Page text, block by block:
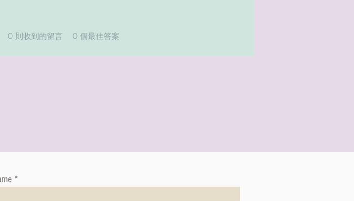
0 則收到的留言 0 個最佳答案